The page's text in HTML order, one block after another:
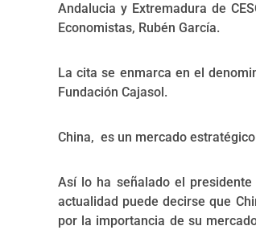
Andalucia y Extremadura de
Economistas, Rubén García.
La cita se enmarca en el
Fundación Cajasol.
China, es un mercado
Así lo ha señalado el
actualidad puede decirse que
por la importancia de su